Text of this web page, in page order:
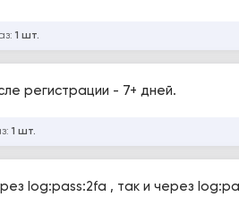
1 шт.
регистрации - 7+ дней.
1 шт.
log:pass:2fa , так и через